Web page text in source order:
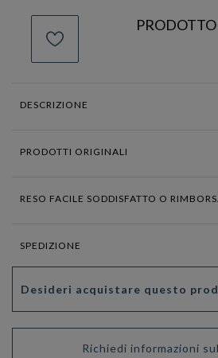
DESCRIZIONE
PRODOTTI ORIGINALI
RESO FACILE SODDISFATTO O
SPEDIZIONE
Desideri acquistare questo
Richiedi informazioni